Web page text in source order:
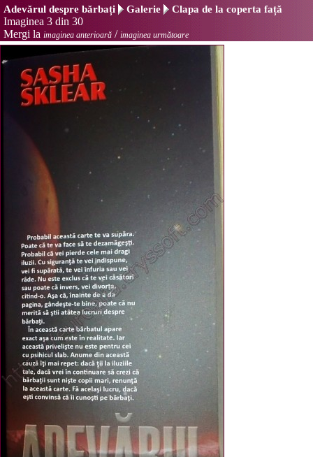
Adevărul despre bărbați Galerie Clapa de la coperta față
Imaginea 3 din 30
Mergi la imaginea anterioară / imaginea următoare